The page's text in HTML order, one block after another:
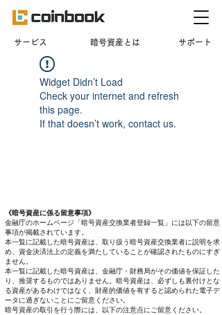
​サービス 暗号資産とは サポート
Widget Didn’t Load
Check your internet and refresh
this page.
If that doesn’t work, contact us.
《暗号資産に係る留意事項》
金融庁のホームページ「暗号資産交換業者登録一覧」には以下の留意
事項が掲載されています。
本一覧に記載した暗号資産は、取り扱う暗号資産交換業者に説明を求
め、資金決済法上の定義を満たしていることが確認されたものにすぎ
ません。
本一覧に記載した暗号資産は、金融庁・財務局がその価値を保証した
り、推奨するものではありません。暗号資産は、必ずしも裏付けとな
る資産があるわけではなく、財産的価値を有すると認められた電子デ
ータに過ぎないことにご留意ください。
暗号資産の取引を行う際には、以下の注意点にご留意ください。